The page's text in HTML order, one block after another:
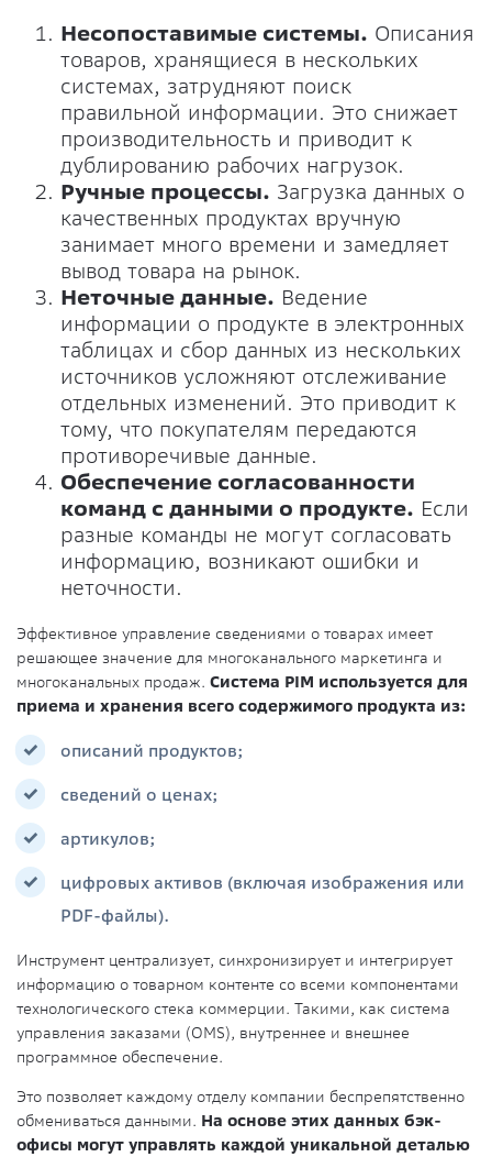
Несопоставимые системы. Описания
товаров, хранящиеся в нескольких
системах, затрудняют поиск
правильной информации. Это снижает
производительность и приводит к
дублированию рабочих нагрузок.
Ручные процессы. Загрузка данных о
качественных продуктах вручную
занимает много времени и замедляет
вывод товара на рынок.
Неточные данные. Ведение
информации о продукте в электронных
таблицах и сбор данных из нескольких
источников усложняют отслеживание
отдельных изменений. Это приводит к
тому, что покупателям передаются
противоречивые данные.
Обеспечение согласованности
команд с данными о продукте. Если
разные команды не могут согласовать
информацию, возникают ошибки и
неточности.
Эффективное управление сведениями о товарах имеет
решающее значение для многоканального маркетинга и
многоканальных продаж. Система PIM используется для
приема и хранения всего содержимого продукта из:
описаний продуктов;
сведений о ценах;
артикулов;
цифровых активов (включая изображения или
PDF-файлы).
Инструмент централизует, синхронизирует и интегрирует
информацию о товарном контенте со всеми компонентами
технологического стека коммерции. Такими, как система
управления заказами (OMS), внутреннее и внешнее
программное обеспечение.
Это позволяет каждому отделу компании беспрепятственно
обмениваться данными. На основе этих данных бэк-
офисы могут управлять каждой уникальной деталью